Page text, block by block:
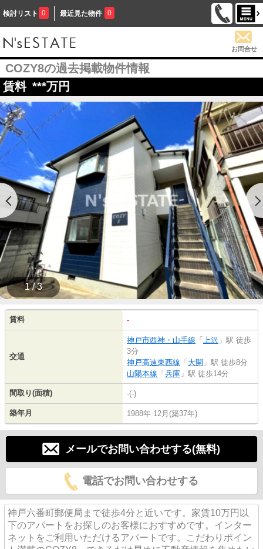
検討リスト 0 最近見た物件 0
お問合せ
COZY8の過去掲載物件情報
賃料 ***万円
1 / 3
賃料 -
交通
神戸市西神・山手線 「 上沢 」駅 徒歩
3分
神戸高速東西線 「 大開 」駅 徒歩8分
山陽本線 「 兵庫 」駅 徒歩14分
間取り(面積) -(-)
築年月 1988年 12月(築37年)
メールでお問い合わせする(無料)
電話でお問い合わせする
神戸六番町郵便局まで徒歩4分と近いです。家賃10万円以
下のアパートをお探しのお客様におすすめです。インター
ネットをご利用いただけるアパートです。こだわりポイン